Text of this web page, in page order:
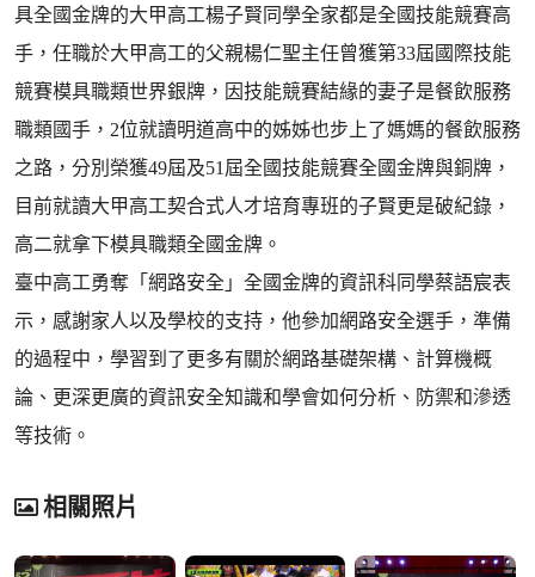
具全國金牌的大甲高工楊子賢同學全家都是全國技能競賽高
手，任職於大甲高工的父親楊仁聖主任曾獲第33屆國際技能
競賽模具職類世界銀牌，因技能競賽結緣的妻子是餐飲服務
職類國手，2位就讀明道高中的姊姊也步上了媽媽的餐飲服務
之路，分別榮獲49屆及51屆全國技能競賽全國金牌與銅牌，
目前就讀大甲高工契合式人才培育專班的子賢更是破紀錄，
高二就拿下模具職類全國金牌。
臺中高工勇奪「網路安全」全國金牌的資訊科同學蔡語宸表
示，感謝家人以及學校的支持，他參加網路安全選手，準備
的過程中，學習到了更多有關於網路基礎架構、計算機概
論、更深更廣的資訊安全知識和學會如何分析、防禦和滲透
等技術。
相關照片